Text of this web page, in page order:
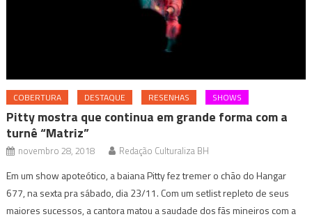
COBERTURA DESTAQUE RESENHAS SHOWS
Pitty mostra que continua em grande forma com a
turnê “Matriz”
novembro 28, 2018 Redação Culturaliza BH
Em um show apoteótico, a baiana Pitty fez tremer o chão do Hangar
677, na sexta pra sábado, dia 23/11. Com um setlist repleto de seus
maiores sucessos, a cantora matou a saudade dos fãs mineiros com a